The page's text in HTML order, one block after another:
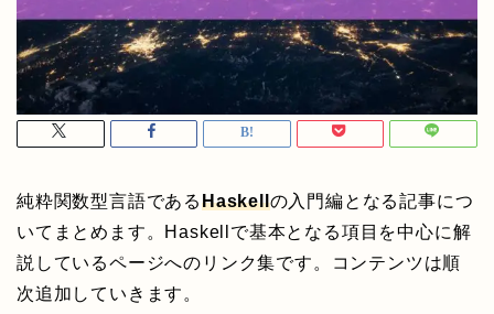
純粋関数型言語であるHaskellの入門編となる記事につ
いてまとめます。Haskellで基本となる項目を中心に解
説しているページへのリンク集です。コンテンツは順
次追加していきます。